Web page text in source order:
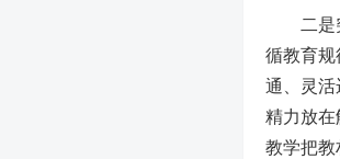
二是突
循教育规
通、灵活
精力放在
教学把教